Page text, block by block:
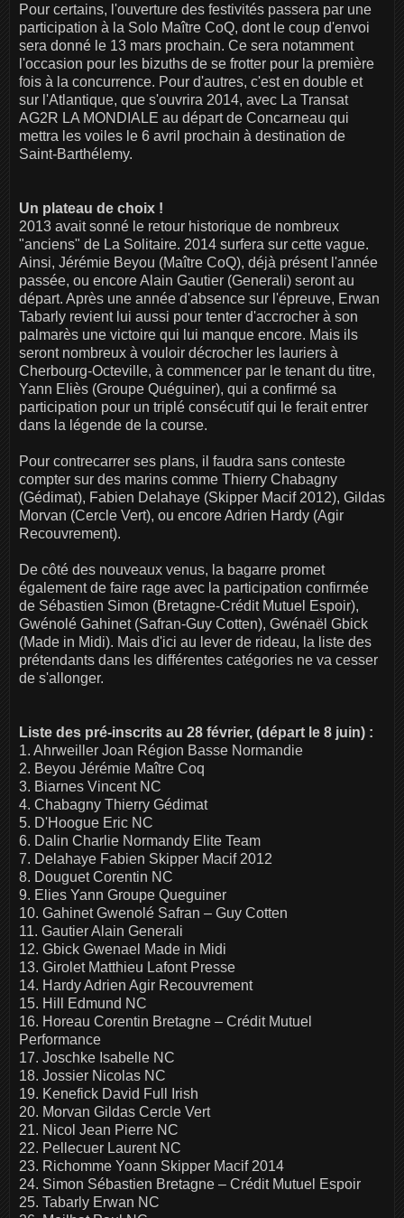
Pour certains, l'ouverture des festivités passera par une
participation à la Solo Maître CoQ, dont le coup d'envoi
sera donné le 13 mars prochain. Ce sera notamment
l'occasion pour les bizuths de se frotter pour la première
fois à la concurrence. Pour d'autres, c'est en double et
sur l'Atlantique, que s'ouvrira 2014, avec La Transat
AG2R LA MONDIALE au départ de Concarneau qui
mettra les voiles le 6 avril prochain à destination de
Saint-Barthélemy.
Un plateau de choix !
2013 avait sonné le retour historique de nombreux
"anciens" de La Solitaire. 2014 surfera sur cette vague.
Ainsi, Jérémie Beyou (Maître CoQ), déjà présent l'année
passée, ou encore Alain Gautier (Generali) seront au
départ. Après une année d'absence sur l'épreuve, Erwan
Tabarly revient lui aussi pour tenter d'accrocher à son
palmarès une victoire qui lui manque encore. Mais ils
seront nombreux à vouloir décrocher les lauriers à
Cherbourg-Octeville, à commencer par le tenant du titre,
Yann Eliès (Groupe Quéguiner), qui a confirmé sa
participation pour un triplé consécutif qui le ferait entrer
dans la légende de la course.
Pour contrecarrer ses plans, il faudra sans conteste
compter sur des marins comme Thierry Chabagny
(Gédimat), Fabien Delahaye (Skipper Macif 2012), Gildas
Morvan (Cercle Vert), ou encore Adrien Hardy (Agir
Recouvrement).
De côté des nouveaux venus, la bagarre promet
également de faire rage avec la participation confirmée
de Sébastien Simon (Bretagne-Crédit Mutuel Espoir),
Gwénolé Gahinet (Safran-Guy Cotten), Gwénaël Gbick
(Made in Midi). Mais d'ici au lever de rideau, la liste des
prétendants dans les différentes catégories ne va cesser
de s'allonger.
Liste des pré-inscrits au 28 février, (départ le 8 juin) :
1. Ahrweiller Joan Région Basse Normandie
2. Beyou Jérémie Maître Coq
3. Biarnes Vincent NC
4. Chabagny Thierry Gédimat
5. D'Hoogue Eric NC
6. Dalin Charlie Normandy Elite Team
7. Delahaye Fabien Skipper Macif 2012
8. Douguet Corentin NC
9. Elies Yann Groupe Queguiner
10. Gahinet Gwenolé Safran – Guy Cotten
11. Gautier Alain Generali
12. Gbick Gwenael Made in Midi
13. Girolet Matthieu Lafont Presse
14. Hardy Adrien Agir Recouvrement
15. Hill Edmund NC
16. Horeau Corentin Bretagne – Crédit Mutuel
Performance
17. Joschke Isabelle NC
18. Jossier Nicolas NC
19. Kenefick David Full Irish
20. Morvan Gildas Cercle Vert
21. Nicol Jean Pierre NC
22. Pellecuer Laurent NC
23. Richomme Yoann Skipper Macif 2014
24. Simon Sébastien Bretagne – Crédit Mutuel Espoir
25. Tabarly Erwan NC